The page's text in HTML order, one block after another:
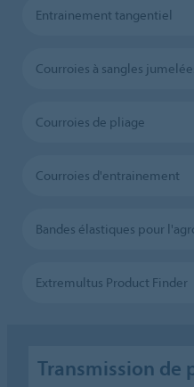
Entrainement tangentiel
Courroies à sangles
Courroies de pliage
Courroies d'entrainement
Bandes élastiques pour
Extremultus Product Finder
Transmission de